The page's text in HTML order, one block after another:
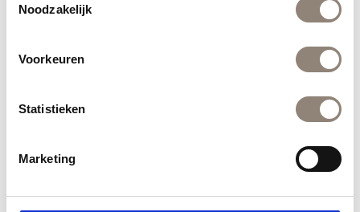
Noodzakelijk
Voorkeuren
Statistieken
Marketing
<no-img>
<no-img>